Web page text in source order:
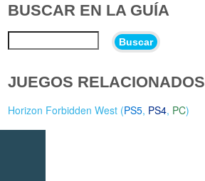
BUSCAR EN LA GUÍA
Buscar
JUEGOS RELACIONADOS
Horizon Forbidden West (PS5, PS4, PC)